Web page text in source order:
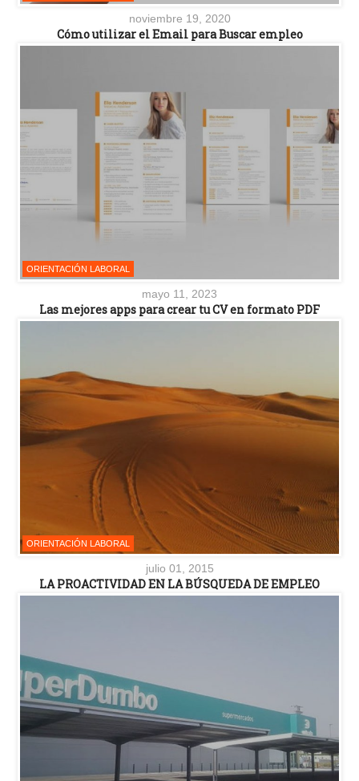
noviembre 19, 2020
Cómo utilizar el Email para Buscar empleo
ORIENTACIÓN LABORAL
mayo 11, 2023
Las mejores apps para crear tu CV en formato PDF
ORIENTACIÓN LABORAL
julio 01, 2015
LA PROACTIVIDAD EN LA BÚSQUEDA DE EMPLEO